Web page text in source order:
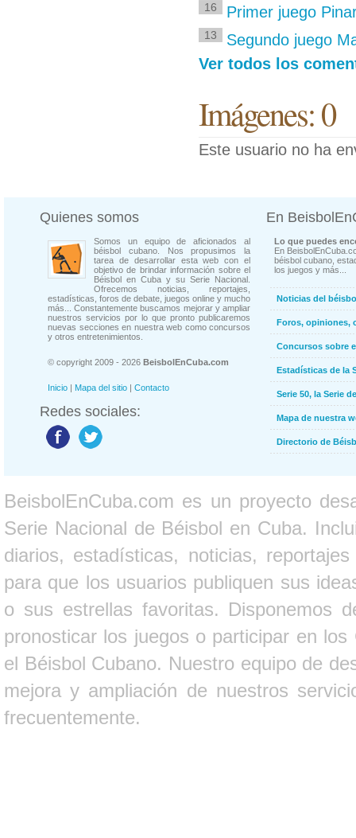
16 Primer juego
13
Segundo juego
Ver todos los
Imágenes: 0
Este usuario no ha
Quienes somos
Somos un equipo de aficionados al
béisbol cubano. Nos propusimos la
tarea de desarrollar esta web con el
objetivo de brindar información sobre el
Béisbol en Cuba y su Serie Nacional.
Ofrecemos noticias, reportajes,
estadísticas, foros de debate, juegos online y mucho
más... Constantemente buscamos mejorar y ampliar
nuestros servicios por lo que pronto publicaremos
nuevas secciones en nuestra web como concursos
y otros entretenimientos.
© copyright 2009 - 2026 BeisbolEnCuba.com
Inicio | Mapa del sitio | Contacto
Redes sociales:
En
Lo que puedes
En
béisbol cubano,
los juegos y más...
Noticias del
Foros, opiniones,
Concursos sobre
Estadísticas de la
Serie 50, la Serie
Mapa de nuestra
Directorio de
BeisbolEnCuba.com es un proyecto
Serie Nacional de Béisbol en Cuba.
diarios, estadísticas, noticias,
para que los usuarios publiquen sus
o sus estrellas favoritas. Disponemos
pronosticar los juegos o participar en
el Béisbol Cubano. Nuestro equipo de
mejora y ampliación de nuestros
frecuentemente.